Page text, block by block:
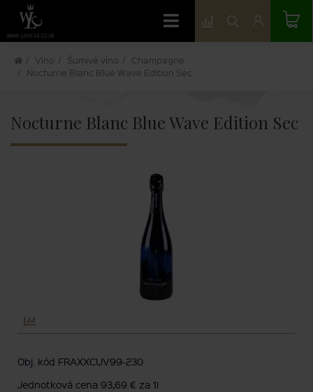
Víno Šumivé víno
Champagne
Nocturne Blanc Blue Wave Edition Sec
Nocturne Blanc Blue Wave Edition Sec
Obj. kód FRAXXCUV99-230
Jednotková cena 93,69 € za 1l